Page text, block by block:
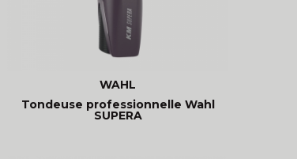
WAHL
Tondeuse professionnelle Wahl
SUPERA